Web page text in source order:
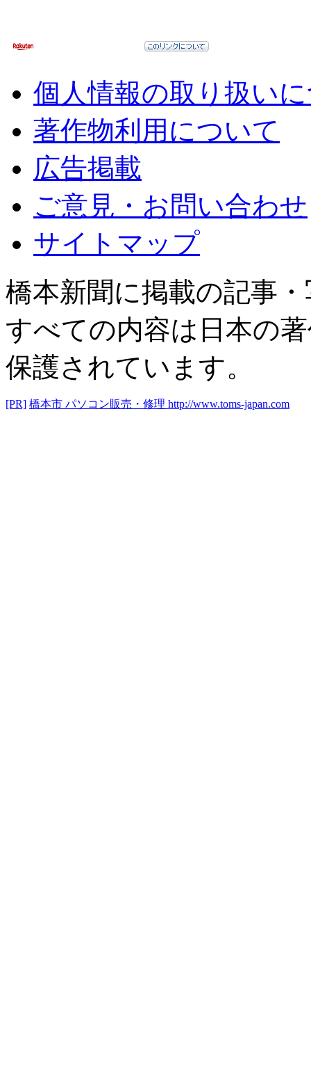
個人情報の取り扱い
著作物利用について
広告掲載
ご意見・お問い合わせ
サイトマップ
橋本新聞に掲載の記事
すべての内容は日本の
保護されています。
[PR] 橋本市 パソコン販売・修理 http://www.toms-japan.com